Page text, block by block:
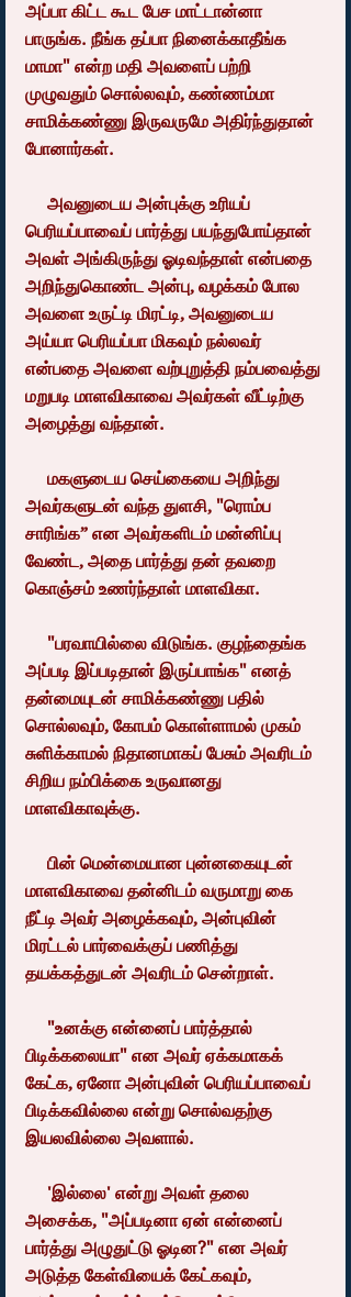
அப்பா கிட்ட கூட பேச மாட்டான்னா
பாருங்க. நீங்க தப்பா நினைக்காதீங்க
மாமா" என்ற மதி அவளைப் பற்றி
முழுவதும் சொல்லவும், கண்ணம்மா
சாமிக்கண்ணு இருவருமே அதிர்ந்துதான்
போனார்கள்.
பெரியப்பாவைப் பார்த்து பயந்துபோய்தான்
அவள் அங்கிருந்து ஓடிவந்தாள் என்பதை
அறிந்துகொண்ட அன்பு, வழக்கம் போல
அவளை உருட்டி மிரட்டி, அவனுடைய
அய்யா பெரியப்பா மிகவும் நல்லவர்
என்பதை அவளை வற்புறுத்தி நம்பவைத்து
மறுபடி மாளவிகாவை அவர்கள் வீட்டிற்கு
அழைத்து வந்தான்.
அவர்களுடன் வந்த துளசி, "ரொம்ப
சாரிங்க” என அவர்களிடம் மன்னிப்பு
வேண்ட, அதை பார்த்து தன் தவறை
கொஞ்சம் உணர்ந்தாள் மாளவிகா.
அப்படி இப்படிதான் இருப்பாங்க" எனத்
தன்மையுடன் சாமிக்கண்ணு பதில்
சொல்லவும், கோபம் கொள்ளாமல் முகம்
சுளிக்காமல் நிதானமாகப் பேசும் அவரிடம்
சிறிய நம்பிக்கை உருவானது
மாளவிகாவுக்கு.
மாளவிகாவை தன்னிடம் வருமாறு கை
நீட்டி அவர் அழைக்கவும், அன்புவின்
மிரட்டல் பார்வைக்குப் பணித்து
தயக்கத்துடன் அவரிடம் சென்றாள்.
பிடிக்கலையா" என அவர் ஏக்கமாகக்
கேட்க, ஏனோ அன்புவின் பெரியப்பாவைப்
பிடிக்கவில்லை என்று சொல்வதற்கு
இயலவில்லை அவளால்.
அசைக்க, "அப்படினா ஏன் என்னைப்
பார்த்து அழுதுட்டு ஓடின?" என அவர்
அடுத்த கேள்வியைக் கேட்கவும்,